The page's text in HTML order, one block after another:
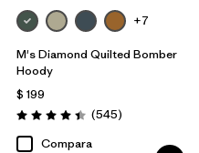
+7
M's Diamond Quilted Bomber
Hoody
$ 199
Valoración: 4.4 / 5
(545Comentarios
)
Compara